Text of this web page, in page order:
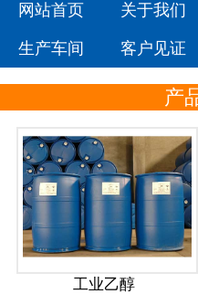
网站首页 关于我们
生产车间 客户见证
产
工业乙醇